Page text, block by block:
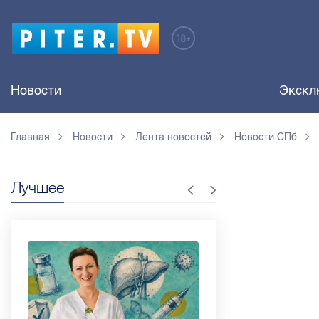
Новости
Главная Новости Лента новостей Новости СПб
Лучшее